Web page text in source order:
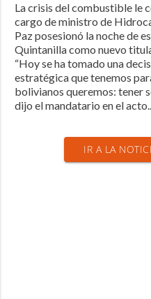
La crisis del combustible le
cargo de ministro de
Paz posesionó la noche de
Quintanilla como nuevo
“Hoy se ha tomado una
estratégica que tenemos
bolivianos queremos: tener
dijo el mandatario en el
IR A LA